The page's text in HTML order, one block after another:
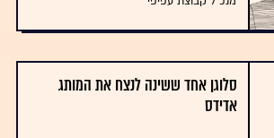
סלוגן אחד ששינה לנצח את המותג
אדידס